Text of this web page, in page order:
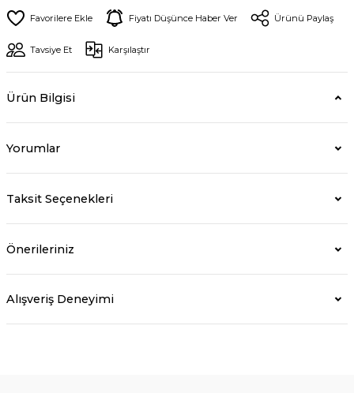
Fiyatı Düşünce Haber Ver Ürünü Paylaş
Tavsiye Et Karşılaştır
Ürün Bilgisi
Yorumlar
Taksit Seçenekleri
Önerileriniz
Alışveriş Deneyimi